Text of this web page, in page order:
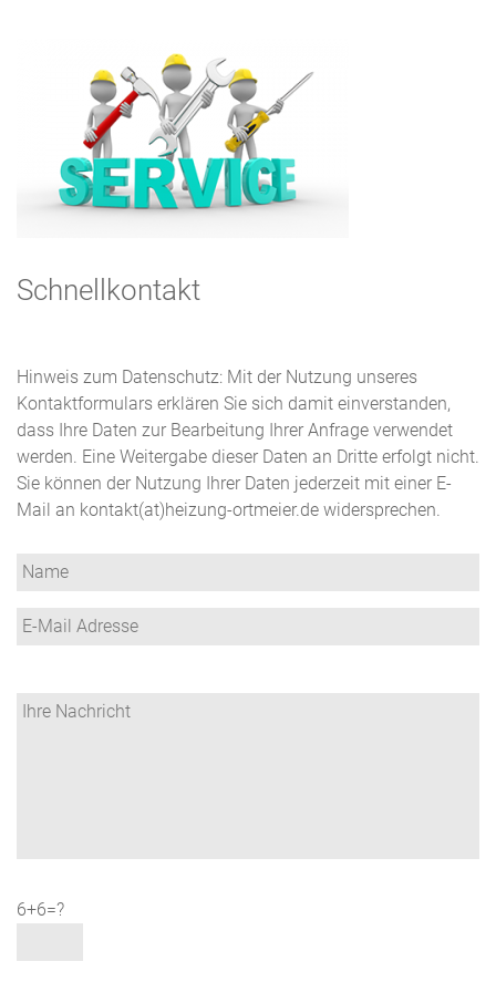
Schnellkontakt
Hinweis zum Datenschutz: Mit der Nutzung unseres
Kontaktformulars erklären Sie sich damit einverstanden,
dass Ihre Daten zur Bearbeitung Ihrer Anfrage verwendet
werden. Eine Weitergabe dieser Daten an Dritte erfolgt nicht.
Sie können der Nutzung Ihrer Daten jederzeit mit einer E-
Mail an kontakt(at)heizung-ortmeier.de widersprechen.
6+6=?